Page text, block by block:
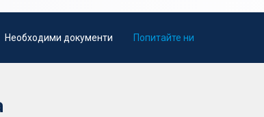
Необходими документи Попитайте ни